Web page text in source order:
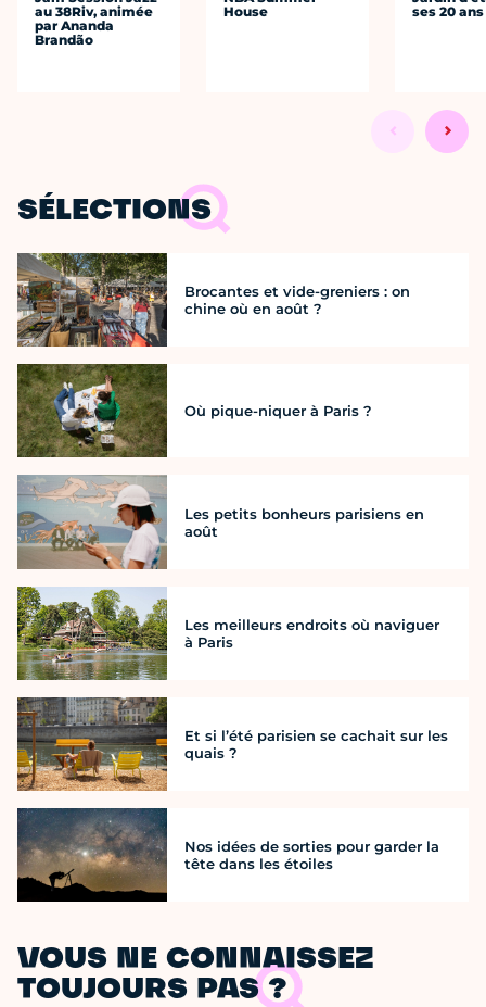
au 38Riv, animée
par Ananda
Brandão
House
ses 20 ans
SÉLECTIONS
Brocantes et vide-greniers : on
chine où en août ?
Où pique-niquer à Paris ?
Les petits bonheurs parisiens en
août
Les meilleurs endroits où naviguer
à Paris
Et si l’été parisien se cachait sur les
quais ?
Nos idées de sorties pour garder la
tête dans les étoiles
VOUS NE CONNAISSEZ
TOUJOURS PAS ?